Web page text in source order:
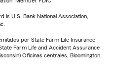
U.S. Bank National Association,
por State Farm Life Insurance
Farm Life and Accident Assurance
Oficinas centrales, Bloomington,